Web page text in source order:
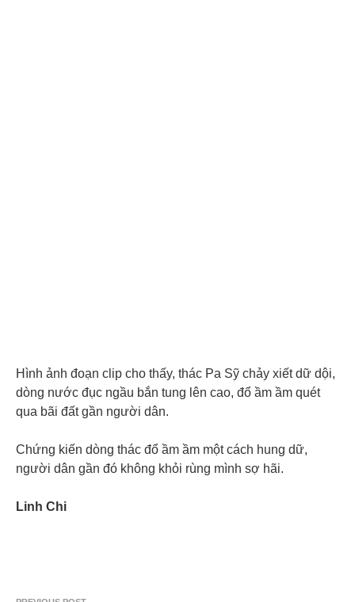
Hình ảnh đoạn clip cho thấy, thác Pa Sỹ chảy xiết dữ dội,
dòng nước đục ngầu bắn tung lên cao, đổ ầm ầm quét
qua bãi đất gần người dân.
Chứng kiến dòng thác đổ ầm ầm một cách hung dữ,
người dân gần đó không khỏi rùng mình sợ hãi.
Linh Chi